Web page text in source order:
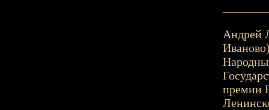
Андрей
премии